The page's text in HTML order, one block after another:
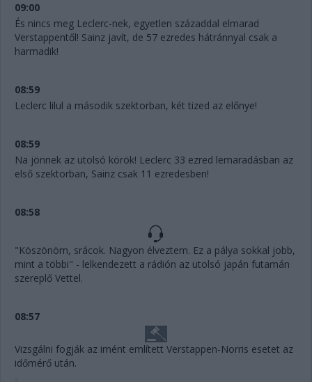
09:00
És nincs meg Leclerc-nek, egyetlen századdal elmarad
Verstappentől! Sainz javít, de 57 ezredes hátránnyal csak a
harmadik!
08:59
Leclerc lilul a második szektorban, két tized az előnye!
08:59
Na jönnek az utolsó körök! Leclerc 33 ezred lemaradásban az
első szektorban, Sainz csak 11 ezredesben!
08:58
"Köszönöm, srácok. Nagyon élveztem. Ez a pálya sokkal jobb,
mint a többi" - lelkendezett a rádión az utolsó japán futamán
szereplő Vettel.
08:57
Vizsgálni fogják az imént említett Verstappen-Norris esetet az
időmérő után.